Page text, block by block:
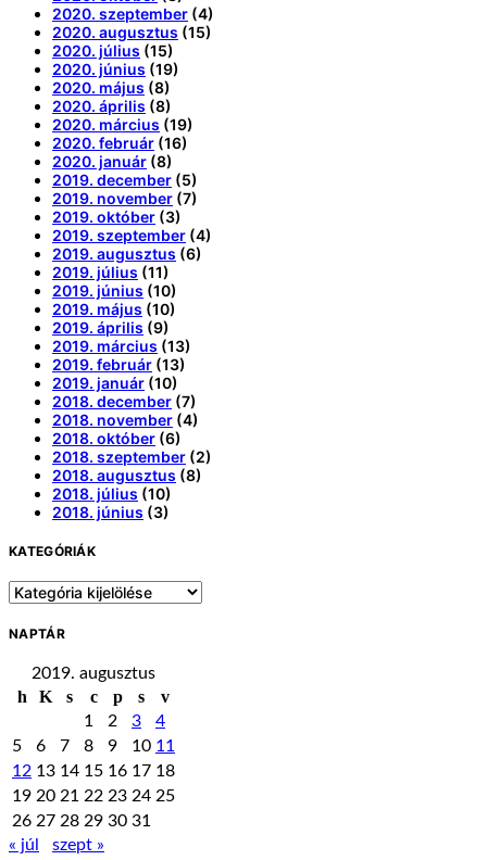
2020. szeptember (4)
2020. augusztus (15)
2020. július (15)
2020. június (19)
2020. május (8)
2020. április (8)
2020. március (19)
2020. február (16)
2020. január (8)
2019. december (5)
2019. november (7)
2019. október (3)
2019. szeptember (4)
2019. augusztus (6)
2019. július (11)
2019. június (10)
2019. május (10)
2019. április (9)
2019. március (13)
2019. február (13)
2019. január (10)
2018. december (7)
2018. november (4)
2018. október (6)
2018. szeptember (2)
2018. augusztus (8)
2018. július (10)
2018. június (3)
KATEGÓRIÁK
Kategóriák
NAPTÁR
2019. augusztus
h K s c p s v
1 2 3
4
5
6 7 8 9 10 11
12 13 14 15 16 17 18
19 20 21 22 23 24 25
26 27 28 29 30 31
« júl
szept »